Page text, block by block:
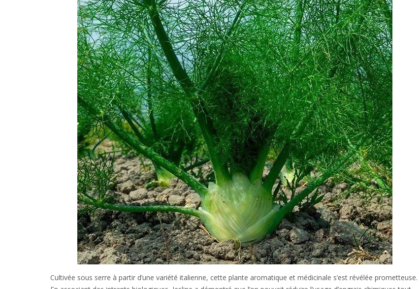
Cultivée sous serre à partir d’une variété italienne, cette plante aromatique et médicinale s’est révélée prometteuse.